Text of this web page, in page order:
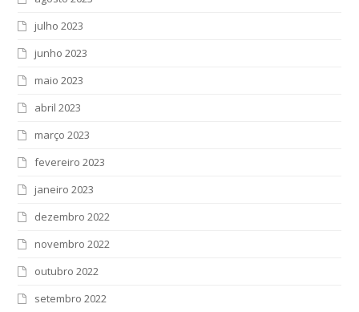
julho 2023
junho 2023
maio 2023
abril 2023
março 2023
fevereiro 2023
janeiro 2023
dezembro 2022
novembro 2022
outubro 2022
setembro 2022